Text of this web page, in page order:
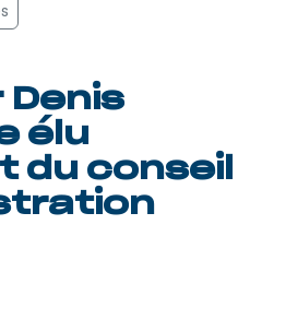
Denis
élu
du conseil